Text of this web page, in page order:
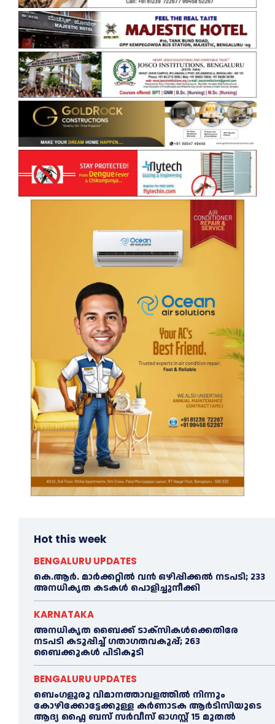
Hot this week
BENGALURU UPDATES
കെ.ആർ. മാർക്കറ്റിൽ വൻ ഒഴിപ്പിക്കൽ നടപടി; 233
അനധികൃത കടകൾ പൊളിച്ചുനീക്കി
KARNATAKA
അനധികൃത ബൈക്ക് ടാക്‌സികൾക്കെതിരേ
നടപടി കടുപ്പിച്ച് ഗതാഗതവകുപ്പ്; 263
ബൈക്കുകള്‍ പിടികൂടി
BENGALURU UPDATES
ബെംഗളൂരു വിമാനത്താവളത്തിൽ നിന്നും
കോഴിക്കോട്ടേക്കുള്ള കർണാടക ആർടിസിയുടെ
ആദ്യ ഫ്ലൈ ബസ് സര്‍വീസ് ഓഗസ്റ്റ് 15 മുതല്‍